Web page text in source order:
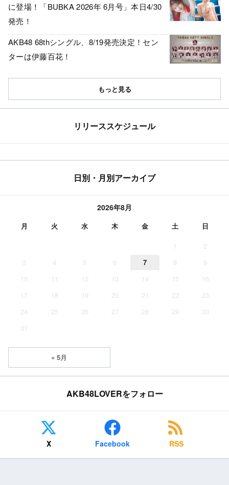
に登場！「BUBKA 2026年 6月号」本日4/30
発売！
AKB48 68thシングル、8/19発売決定！セン
ターは伊藤百花！
もっと見る
リリーススケジュール
日別・月別アーカイブ
2026年8月
月 火 水 木 金 土 日
1
2
3
4 5 6 7 8
9
10
11 12 13 14 15
16
17
18 19 20 21 22
23
24
25 26 27 28 29
30
31
« 5月
AKB48LOVERをフォロー
X Facebook RSS